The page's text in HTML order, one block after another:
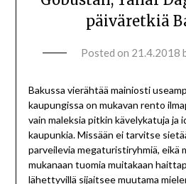
päiväretkiä
Posted on 21.4.2018
Bakussa vierähtää mainiosti
kaupungissa on mukavan rento
vain maleksia pitkin kävelykatuja ja
kaupunkia. Missään ei tarvitse
parveilevia megaturistiryhmiä, eikä
mukanaan tuomia muitakaan
lähettyvillä sijaitsee muutama